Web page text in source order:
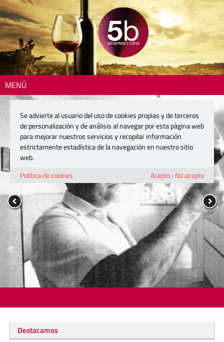
MENÚ
Destacamos
Se advierte al usuario del uso de cookies propias y de terceros
de personalización y de análisis al navegar por esta página web
para mejorar nuestros servicios y recopilar información
estrictamente estadística de la navegación en nuestro sitio
web.
Política de cookies
Acepto· No acepto